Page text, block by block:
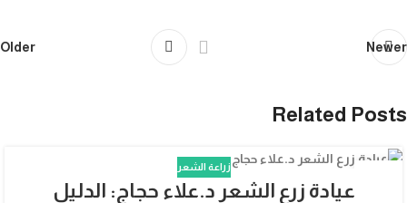
Newer
Older
Related Posts
زراعة الشعر
عيادة زرع الشعر د.علاء حجاج: الدليل